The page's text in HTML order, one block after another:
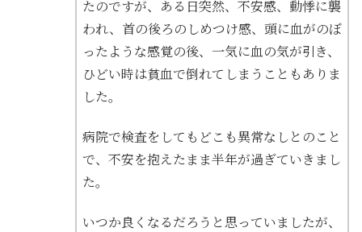
たのですが、ある日突然、不安感、動悸に襲
われ、首の後ろのしめつけ感、頭に血がのぼ
ったような感覚の後、一気に血の気が引き、
ひどい時は貧血で倒れてしまうこともありま
した。
病院で検査をしてもどこも異常なしとのこと
で、不安を抱えたまま半年が過ぎていきまし
た。
いつか良くなるだろうと思っていましたが、